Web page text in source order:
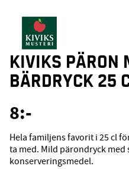
KIVIKS PÄRON
BÄRDRYCK 25
8:-
Hela familjens favorit i 25 cl
ta med. Mild pärondryck med
konserveringsmedel.